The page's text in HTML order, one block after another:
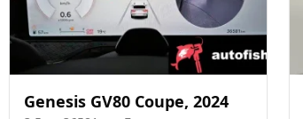
Genesis GV80 Coupe, 2024